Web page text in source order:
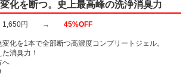
化を断つ。史上最高峰の洗浄消臭力
格：1,650円 → 45%OFF
化を1本で全部断つ高濃度コンプリートジェル。
消臭力！
へ